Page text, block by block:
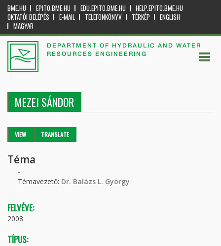
BME.HU EPITO.BME.HU EDU.EPITO.BME.HU
HELP.EPITO.BME.HU
OKTATÓI BELÉPÉS
E-MAIL TELEFONKÖNYV TÉRKÉP
ENGLISH
MAGYAR
DEPARTMENT OF HYDRAULIC AND WATER
RESOURCES ENGINEERING
MEZEI SÁNDOR
Primary tabs
VIEW (ACTIVETRANSLATE
Téma
-
Témavezető: Dr. Balázs L. György
FELVÉVE:
2008
TÍPUS: